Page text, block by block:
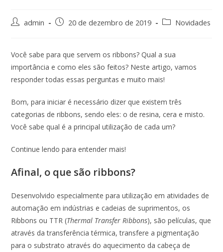
admin 20 de dezembro de 2019 Novidades
Você sabe para que servem os ribbons? Qual a sua
importância e como eles são feitos? Neste artigo, vamos
responder todas essas perguntas e muito mais!
Bom, para iniciar é necessário dizer que existem três
categorias de ribbons, sendo eles: o de resina, cera e misto.
Você sabe qual é a principal utilização de cada um?
Continue lendo para entender mais!
Afinal, o que são ribbons?
Desenvolvido especialmente para utilização em atividades de
automação em indústrias e cadeias de suprimentos, os
Ribbons ou TTR (Thermal Transfer Ribbons), são películas, que
através da transferência térmica, transfere a pigmentação
para o substrato através do aquecimento da cabeça de